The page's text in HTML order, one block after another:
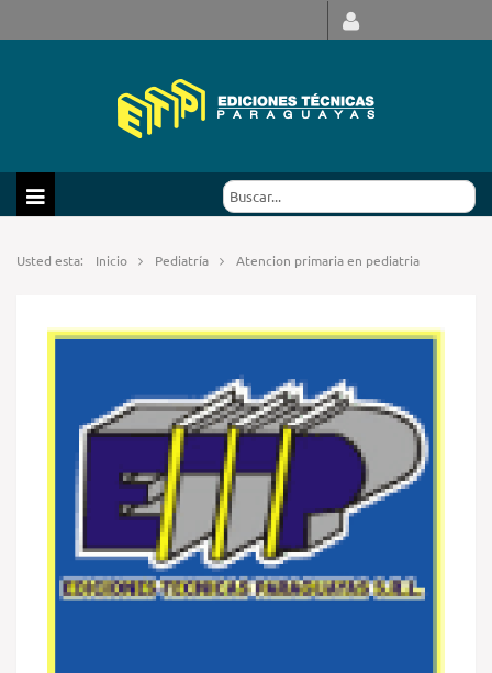
Usted esta: Inicio Pediatría Atencion primaria en pediatria